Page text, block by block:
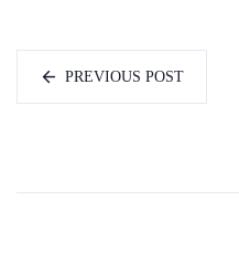
PREVIOUS POST